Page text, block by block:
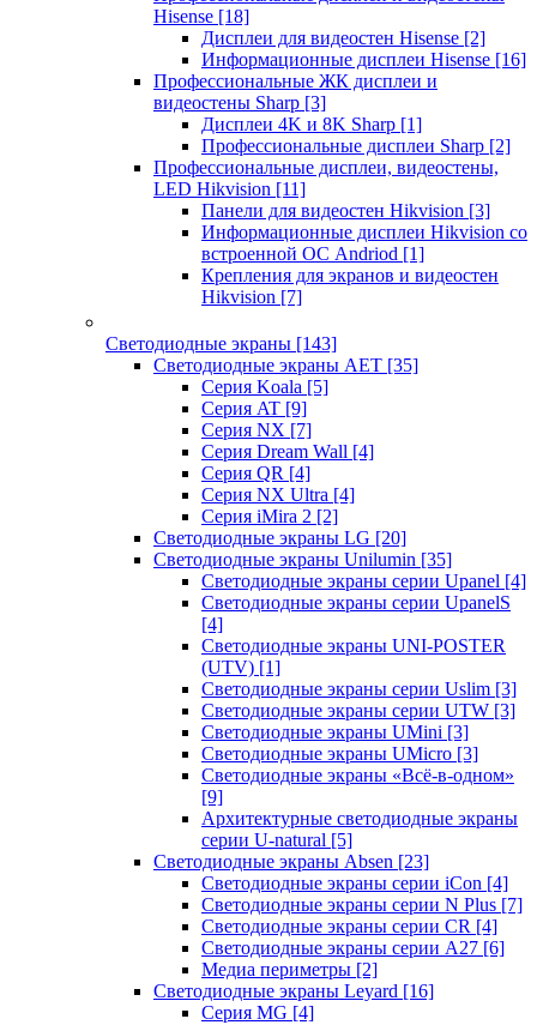
Hisense [18]
Дисплеи для видеостен Hisense [2]
Информационные дисплеи Hisense [16]
Профессиональные ЖК дисплеи и
видеостены Sharp [3]
Дисплеи 4K и 8K Sharp [1]
Профессиональные дисплеи Sharp [2]
Профессиональные дисплеи, видеостены,
LED Hikvision [11]
Панели для видеостен Hikvision [3]
Информационные дисплеи Hikvision со
встроенной ОС Andriod [1]
Крепления для экранов и видеостен
Hikvision [7]
Светодиодные экраны [143]
Светодиодные экраны AET [35]
Cерия Koala [5]
Серия AT [9]
Серия NX [7]
Серия Dream Wall [4]
Серия QR [4]
Серия NX Ultra [4]
Серия iMira 2 [2]
Светодиодные экраны LG [20]
Светодиодные экраны Unilumin [35]
Светодиодные экраны серии Upanel [4]
Светодиодные экраны серии UpanelS
[4]
Светодиодные экраны UNI-POSTER
(UTV) [1]
Светодиодные экраны серии Uslim [3]
Светодиодные экраны серии UTW [3]
Светодиодные экраны UMini [3]
Светодиодные экраны UMicro [3]
Светодиодные экраны «Всё-в-одном»
[9]
Архитектурные светодиодные экраны
серии U-natural [5]
Светодиодные экраны Absen [23]
Светодиодные экраны серии iCon [4]
Светодиодные экраны серии N Plus [7]
Светодиодные экраны серии CR [4]
Светодиодные экраны серии А27 [6]
Медиа периметры [2]
Светодиодные экраны Leyard [16]
Серия MG [4]